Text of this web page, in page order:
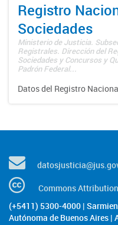
Registro
Sociedades
Ministerio de Justicia.
Registrales. Dirección del
Sociedades y Concursos y
Padrón Federal...
Datos del Registro
Commons
(+5411) 5300-4000 |
Autónoma de Buenos Aires |